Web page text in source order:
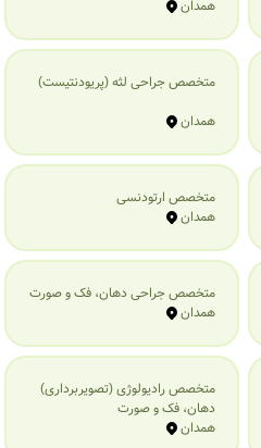
همدان
متخصص جراحی لثه (پریودنتیست)
همدان
متخصص ارتودنسی
همدان
متخصص جراحی دهان، فک و صورت
همدان
متخصص رادیولوژی (تصویربرداری)
دهان، فک و صورت
همدان